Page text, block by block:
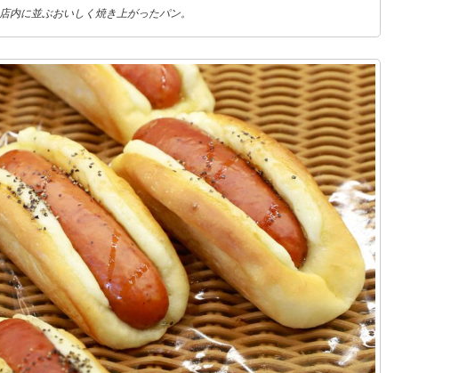
店内に並ぶおいしく焼き上がったパン。